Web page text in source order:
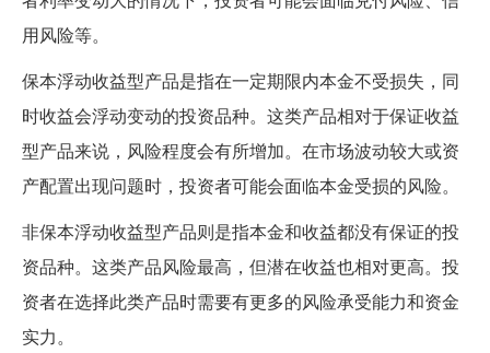
用风险等。
保本浮动收益型产品是指在一定期限内本金不受损失，同
时收益会浮动变动的投资品种。这类产品相对于保证收益
型产品来说，风险程度会有所增加。在市场波动较大或资
产配置出现问题时，投资者可能会面临本金受损的风险。
非保本浮动收益型产品则是指本金和收益都没有保证的投
资品种。这类产品风险最高，但潜在收益也相对更高。投
资者在选择此类产品时需要有更多的风险承受能力和资金
实力。